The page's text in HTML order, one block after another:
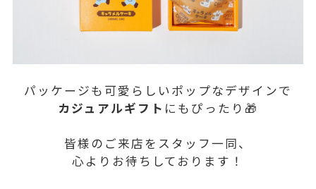
パッケージも可愛らしいポップなデザインで
カジュアルギフト にもぴったり🎁
皆様のご来店をスタッフ一同、
心よりお待ちしております！